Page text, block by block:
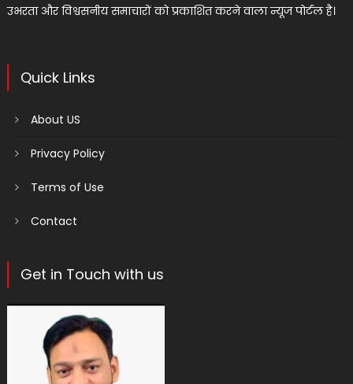
उभरता और विश्वसनीय समाचारों को प्रकाशित करने वाला न्यूज पोर्टल है।
Quick Links
About US
Privacy Policy
Terms of Use
Contact
Get in Touch with us